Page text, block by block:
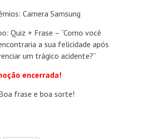
Camera Samsung
Quiz + Frase – “Como você
a sua felicidade após
um trágico acidente?”
encerrada!
frase e boa sorte!